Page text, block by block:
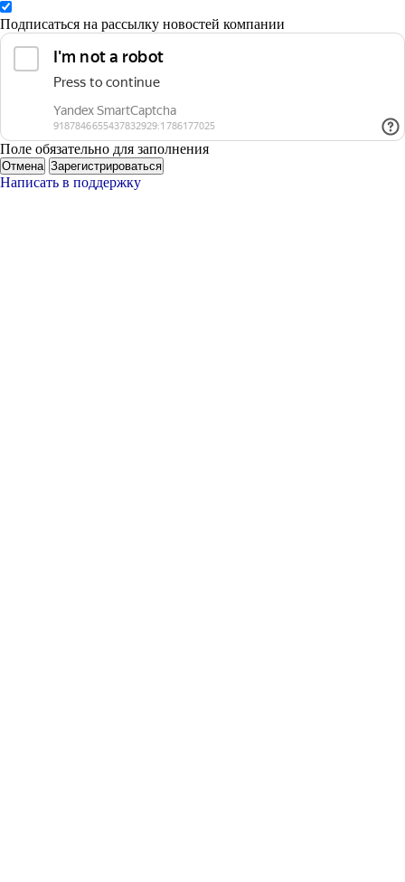
Подписаться на рассылку новостей компании
Поле обязательно для заполнения
Отмена Зарегистрироваться
Написать в поддержку